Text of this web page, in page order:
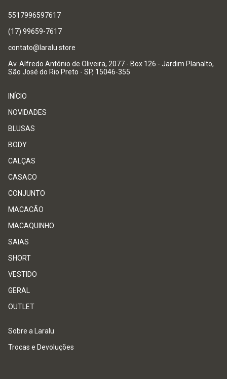
5517996597617
(17) 99659-7617
contato@laralu.store
Av. Alfredo Antônio de Oliveira, 2077 - Box 126 - Jardim Planalto,
São José do Rio Preto - SP, 15046-355
INÍCIO
NOVIDADES
BLUSAS
BODY
CALÇAS
CASACO
CONJUNTO
MACACÃO
MACAQUINHO
SAIAS
SHORT
VESTIDO
GERAL
OUTLET
Sobre a Laralu
Trocas e Devoluções